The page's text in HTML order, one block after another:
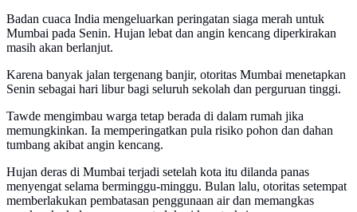
Badan cuaca India mengeluarkan peringatan siaga merah untuk
Mumbai pada Senin. Hujan lebat dan angin kencang diperkirakan
masih akan berlanjut.
Karena banyak jalan tergenang banjir, otoritas Mumbai menetapkan
Senin sebagai hari libur bagi seluruh sekolah dan perguruan tinggi.
Tawde mengimbau warga tetap berada di dalam rumah jika
memungkinkan. Ia memperingatkan pula risiko pohon dan dahan
tumbang akibat angin kencang.
Hujan deras di Mumbai terjadi setelah kota itu dilanda panas
menyengat selama berminggu-minggu. Bulan lalu, otoritas setempat
memberlakukan pembatasan penggunaan air dan memangkas